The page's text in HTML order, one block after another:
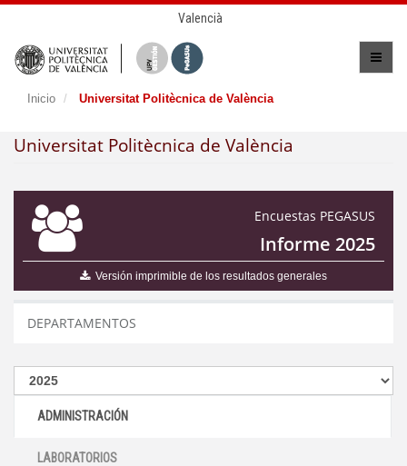
Valencià
Inicio Universitat Politècnica de València
Universitat Politècnica de València
Encuestas PEGASUS
Informe 2025
Versión imprimible de los resultados generales
DEPARTAMENTOS
ADMINISTRACIÓN
LABORATORIOS